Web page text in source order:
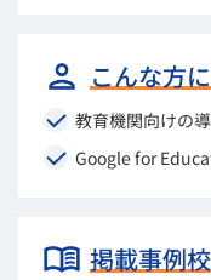
こんな方
教育機関向けの
Google for
掲載事例校